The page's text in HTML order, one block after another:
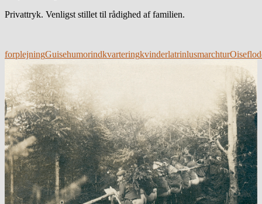
Privattryk. Venligst stillet til rådighed af familien.
forplejningGuisehumorindkvarteringkvinderlatrinlusmarchtur